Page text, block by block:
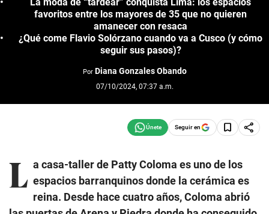
favoritos entre los mayores de 35 que no quieren
amanecer con resaca
¿Qué come Flavio Solórzano cuando va a Cusco (y cómo
seguir sus pasos)?
Por Diana Gonzales Obando
07/10/2024, 07:37 a.m.
Seguir en
L a casa-taller de Patty Coloma es uno de los
espacios barranquinos donde la cerámica es
reina. Desde hace cuatro años, Coloma abrió